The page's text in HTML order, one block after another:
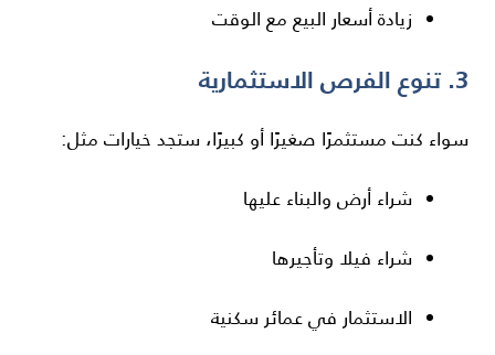
زيادة أسعار البيع مع الوقت
3. تنوع الفرص الاستثمارية
سواء كنت مستثمرًا صغيرًا أو كبيرًا، ستجد خيارات مثل:
شراء أرض والبناء عليها
شراء فيلا وتأجيرها
الاستثمار في عمائر سكنية